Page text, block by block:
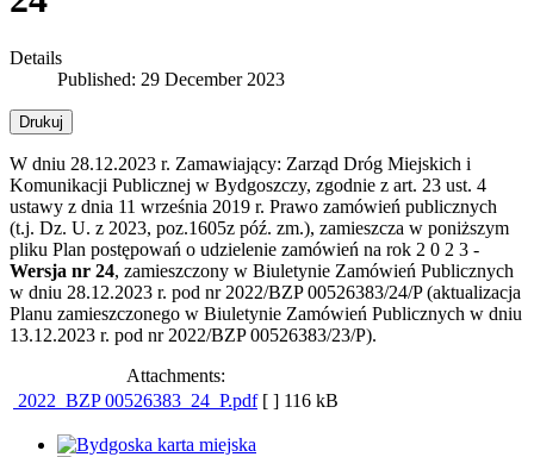
Details
Published: 29 December 2023
Drukuj
W dniu 28.12.2023 r. Zamawiający: Zarząd Dróg Miejskich i
Komunikacji Publicznej w Bydgoszczy, zgodnie z art. 23 ust. 4
ustawy z dnia 11 września 2019 r. Prawo zamówień publicznych
(t.j. Dz. U. z 2023, poz.1605z póź. zm.), zamieszcza w poniższym
pliku Plan postępowań o udzielenie zamówień na rok 2 0 2 3 -
Wersja nr 24, zamieszczony w Biuletynie Zamówień Publicznych
w dniu 28.12.2023 r. pod nr 2022/BZP 00526383/24/P (aktualizacja
Planu zamieszczonego w Biuletynie Zamówień Publicznych w dniu
13.12.2023 r. pod nr 2022/BZP 00526383/23/P).
Attachments:
2022_BZP 00526383_24_P.pdf [ ] 116 kB